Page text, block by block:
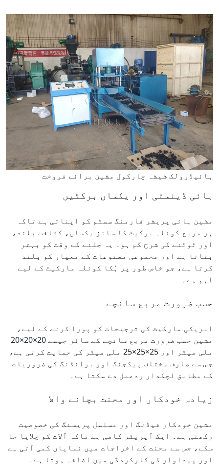
ہائیڈرولک شیشہ چارکول مشین برائے فروخت
ہائی ڈینسٹی اور یکساں برکٹیں
مشین ہائی پریشر فارمنگ سسٹم کو اپناتی ہے تاکہ
ہر مربع کوئلہ برکیٹ کا سائز یکساں، کثافت بلند،
اور ٹوٹنے کی شرح کم ہو۔ یہ جلنے کے وقت کو بہتر
بناتا ہے اور مجموعی مصنوعات کے معیار کو بلند
کرتا ہے، جو خاص طور پر ہُکا کوئلہ مارکیٹ کے لیے
اہم ہے۔
حسب ضرورت مربع سانچے
امریکی مارکیٹ کی ترجیحات کو پورا کرنے کے لیے،
مشین حسب ضرورت مربع سانچے کے سائز جیسے 20×20×20
ملی میٹر اور 25×25×25 ملی میٹر کی حمایت کرتی ہے،
جس سے صارف مختلف پیکجنگ اور برانڈنگ کی ضروریات
کے مطابق لچکدار ردعمل دے سکتا ہے۔
زیادہ خودکار اور محنت بچانے والا
مشین خودکار فیڈنگ اور مسلسل پریسنگ کی خصوصیت
رکھتی ہے۔ ایک آپریٹر کافی ہے تاکہ آلات کو چلایا جا
سکے، جس سے محنت کے اخراجات میں نمایاں کمی آتی ہے
اور پیداوار کی کارکردگی میں اضافہ ہوتا ہے۔